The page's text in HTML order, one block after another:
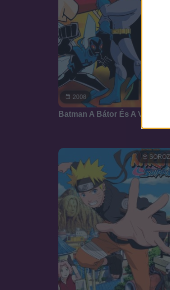
2008
Batman A Bátor És A Vakmerő